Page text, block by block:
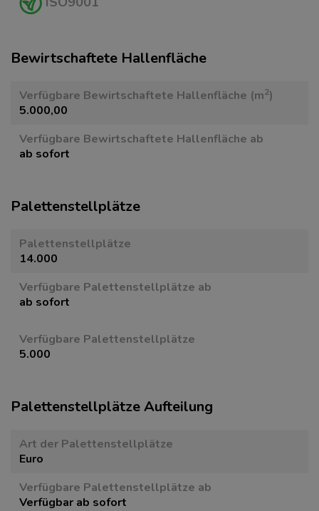
Bewirtschaftete Hallenfläche
Verfügbare Bewirtschaftete Hallenfläche (m2)
5.000,00
Verfügbare Bewirtschaftete Hallenfläche ab
ab sofort
Paletten­stellplätze
Paletten­stellplätze
14.000
Verfügbare Paletten­stellplätze ab
ab sofort
Verfügbare Paletten­stellplätze
5.000
Paletten­stellplätze Aufteilung
Art der Paletten­stellplätze
Euro
Verfügbare Paletten­stellplätze ab
Verfügbar ab sofort